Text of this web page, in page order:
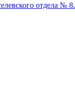
отдела №